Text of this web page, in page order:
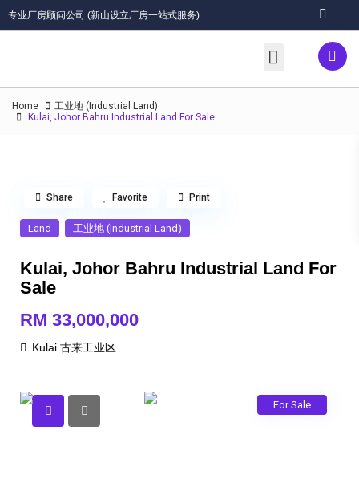
专业厂房顾问公司 (新山设立厂房一站式服务)
Home
工业地 (Industrial Land)
Kulai, Johor Bahru Industrial Land For Sale
Land 工业地 (Industrial Land)
Kulai, Johor Bahru Industrial Land For
Sale
RM 33,000,000
Kulai 古来工业区
Share Favorite Print
For Sale